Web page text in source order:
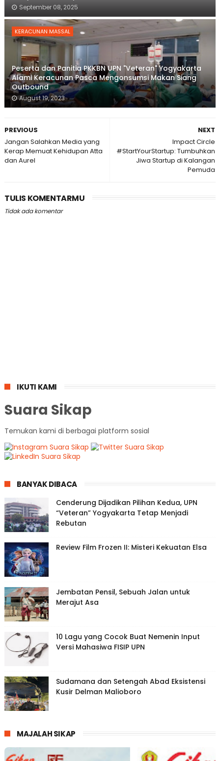
September 08, 2025
KERACUNAN MASSAL
Peserta dan Panitia PKKBN UPN "Veteran" Yogyakarta
Alami Keracunan Pasca Mengonsumsi Makan Siang
Outbound
August 19, 2023
NEXT
Impact Circle
#StartYourStartup: Tumbuhkan
Jiwa Startup di Kalangan
Pemuda
PREVIOUS
Jangan Salahkan Media yang
Kerap Memuat Kehidupan Atta
dan Aurel
TULIS KOMENTARMU
Tidak ada komentar
IKUTI KAMI
Suara Sikap
Temukan kami di berbagai platform sosial
BANYAK DIBACA
Cenderung Dijadikan Pilihan Kedua, UPN
“Veteran” Yogyakarta Tetap Menjadi
Rebutan
Review Film Frozen II: Misteri Kekuatan Elsa
Jembatan Pensil, Sebuah Jalan untuk
Merajut Asa
10 Lagu yang Cocok Buat Nemenin Input
Versi Mahasiwa FISIP UPN
Sudamana dan Setengah Abad Eksistensi
Kusir Delman Malioboro
MAJALAH SIKAP